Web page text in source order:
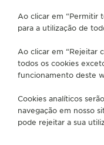
IR
SERVIÇOS
FALE CONOSCO
Ao clicar em “Permitir
para a utilização de
Ao clicar em “Rejeitar
todos os cookies
funcionamento deste
Cookies analíticos
navegação em nosso
pode rejeitar a sua